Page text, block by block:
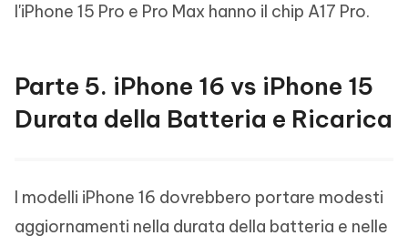
l'iPhone 15 Pro e Pro Max hanno il chip A17 Pro.
Parte 5. iPhone 16 vs iPhone 15
Durata della Batteria e Ricarica
I modelli iPhone 16 dovrebbero portare modesti
aggiornamenti nella durata della batteria e nelle